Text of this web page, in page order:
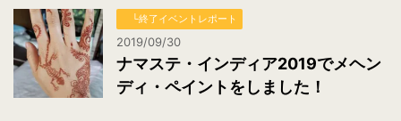
└終了イベントレポート
2019/09/30
ナマステ・インディア2019でメヘン
ディ・ペイントをしました！